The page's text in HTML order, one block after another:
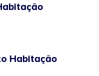
Habitação